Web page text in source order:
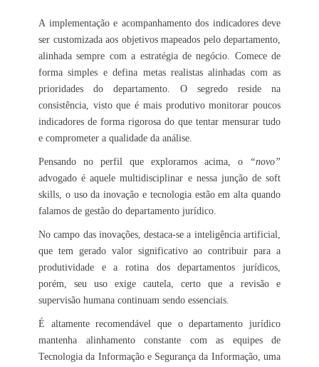
A implementação e acompanhamento dos indicadores deve
ser customizada aos objetivos mapeados pelo departamento,
alinhada sempre com a estratégia de negócio. Comece de
forma simples e defina metas realistas alinhadas com as
prioridades do departamento. O segredo reside na
consistência, visto que é mais produtivo monitorar poucos
indicadores de forma rigorosa do que tentar mensurar tudo
e comprometer a qualidade da análise.
Pensando no perfil que exploramos acima, o
“novo”
advogado é aquele multidisciplinar e nessa junção de soft
skills, o uso da inovação e tecnologia estão em alta quando
falamos de gestão do departamento jurídico.
No campo das inovações, destaca-se a inteligência artificial,
que tem gerado valor significativo ao contribuir para a
produtividade e a rotina dos departamentos jurídicos,
porém, seu uso exige cautela, certo que a revisão e
supervisão humana continuam sendo essenciais.
É altamente recomendável que o departamento jurídico
mantenha alinhamento constante com as equipes de
Tecnologia da Informação e Segurança da Informação, uma